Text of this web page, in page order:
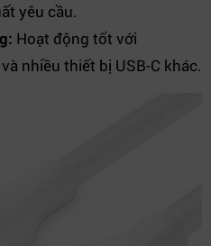
yêu cầu.
Hoạt động tốt với
nhiều thiết bị USB-C khác.